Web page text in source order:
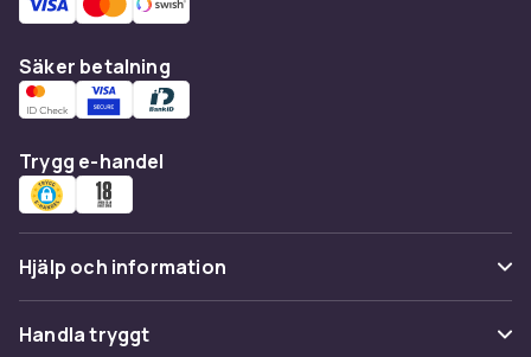
Säker betalning
Trygg e-handel
Hjälp och information
Vanliga frågor
Handla tryggt